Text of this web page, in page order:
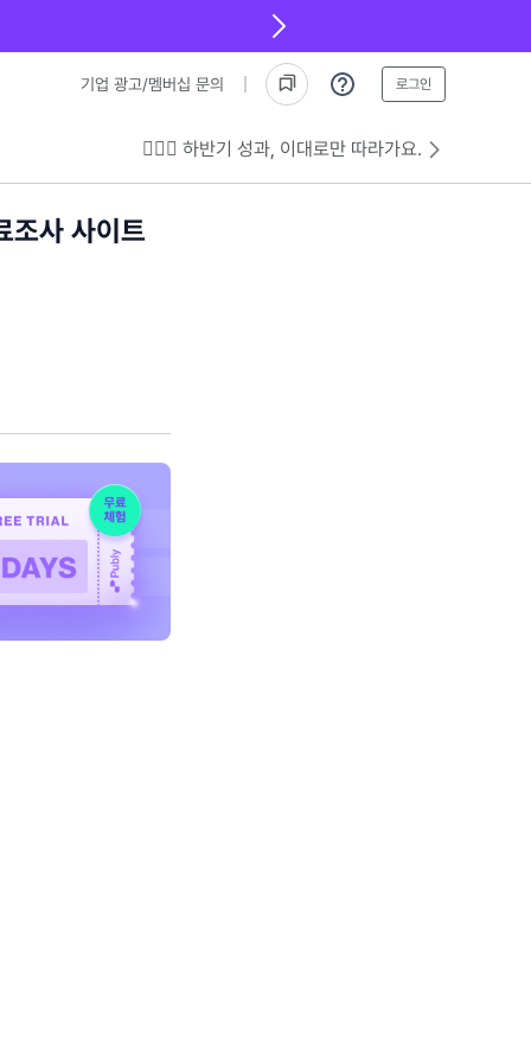
기업 광고/멤버십 문의 로그인
💁🏻‍♂️ 하반기 성과, 이대로만 따라가요.
조사 사이트